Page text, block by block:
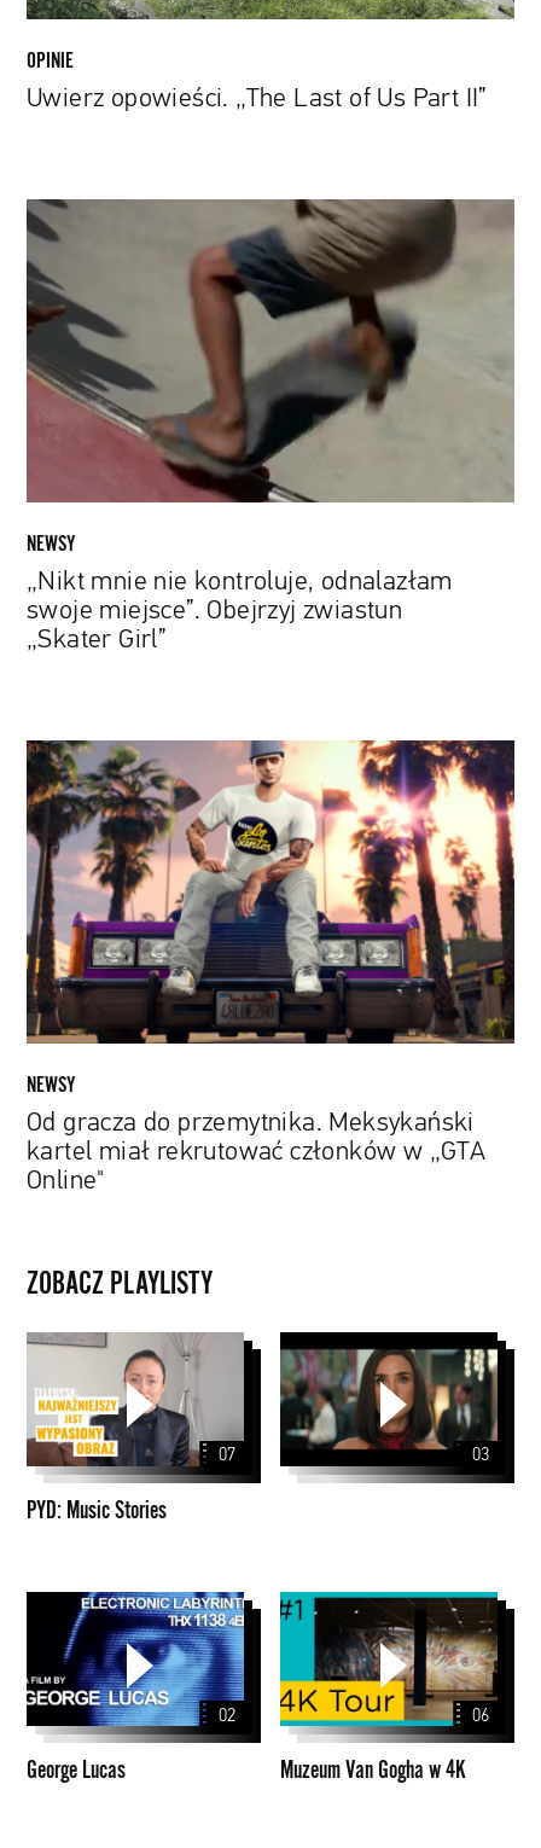
OPINIE
Uwierz opowieści. „The Last of Us Part II”
„Nikt
mnie
nie
kontroluje,
odnalazłam
swoje
miejsce”.
Girl”
NEWSY
„Nikt mnie nie kontroluje, odnalazłam
swoje miejsce”. Obejrzyj zwiastun
„Skater Girl”
Od
gracza
do
przemytnika.
Meksykański
kartel
miał
rekrutować
członków
w
„GTA
Online"
NEWSY
Od gracza do przemytnika. Meksykański
kartel miał rekrutować członków w „GTA
Online"
ZOBACZ PLAYLISTY
PYD:
Stories
07
PYD: Music Stories
03
02
George Lucas
Muzeum
w
4K
06
Muzeum Van Gogha w 4K